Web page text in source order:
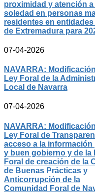
proximidad y atención a
soledad en personas
residentes en
de Extremadura para
07-04-2026
NAVARRA:
Ley Foral de la
Local de Navarra
07-04-2026
NAVARRA:
Ley Foral de
acceso a la información
y buen gobierno y de la
Foral de creación de la
de Buenas Prácticas y
Anticorrupción de la
Comunidad Foral de